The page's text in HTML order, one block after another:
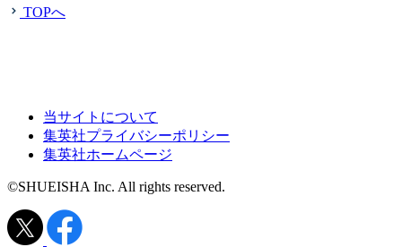
TOPへ
当サイトについて
集英社プライバシーポリシー
集英社ホームページ
©SHUEISHA Inc. All rights reserved.